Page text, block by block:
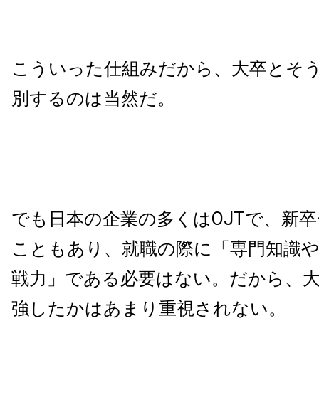
こういった仕組みだから、大卒とそ
別するのは当然だ。
でも日本の企業の多くはOJTで、新
こともあり、就職の際に「専門知識
戦力」である必要はない。だから、
強したかはあまり重視されない。